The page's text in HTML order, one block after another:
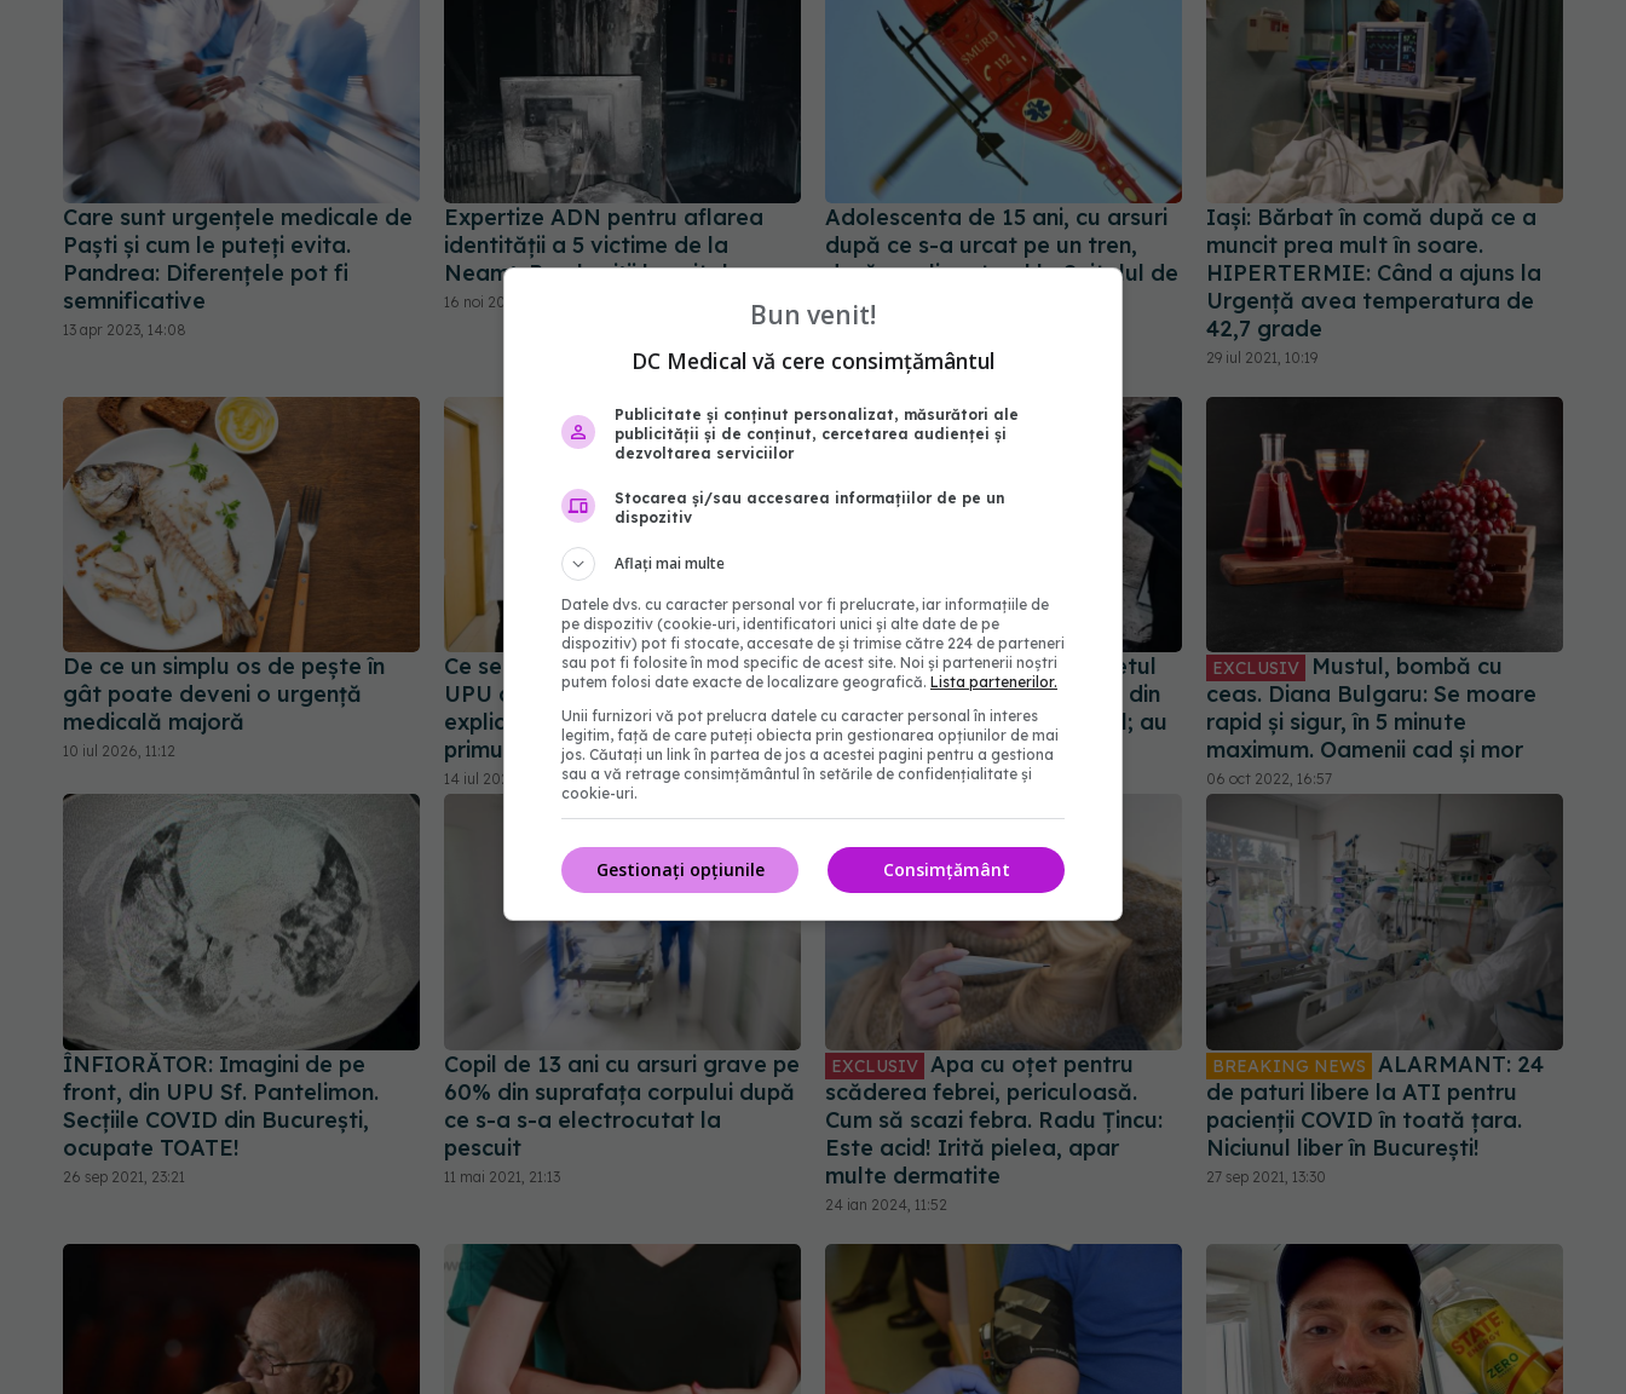
Care sunt urgențele medicale de
Paști și cum le puteți evita.
Pandrea: Diferențele pot fi
semnificative
13 apr 2023, 14:08
Expertize ADN pentru aflarea
identității a 5 victime de la
Neamț. Percheziții la spital
16 noi 2020, 19:02
Adolescenta de 15 ani, cu arsuri
după ce s-a urcat pe un tren,
dusă cu elicopterul la Spitalul de
Pediatrie
08 aug 2021, 14:27
Iași: Bărbat în comă după ce a
muncit prea mult în soare.
HIPERTERMIE: Când a ajuns la
Urgență avea temperatura de
42,7 grade
29 iul 2021, 10:19
De ce un simplu os de pește în
gât poate deveni o urgență
medicală majoră
10 iul 2026, 11:12
Ce se întâmplă dacă ajungi la
UPU cu ambulanța. Medicii
explică de ce nu intri automat
primul
14 iul 2026, 15:34
Incendiu ATI Neamț. Parchetul
General: a fost stabilit locul din
care s-a declanşat incendiul; au
început audierile
15 noi 2020, 18:44
EXCLUSIV
Mustul, bombă cu
ceas. Diana Bulgaru: Se moare
rapid și sigur, în 5 minute
maximum. Oamenii cad și mor
06 oct 2022, 16:57
ÎNFIORĂTOR: Imagini de pe
front, din UPU Sf. Pantelimon.
Secțiile COVID din București,
ocupate TOATE!
26 sep 2021, 23:21
Copil de 13 ani cu arsuri grave pe
60% din suprafața corpului după
ce s-a s-a electrocutat la
pescuit
11 mai 2021, 21:13
EXCLUSIV Apa cu oțet pentru
scăderea febrei, periculoasă.
Cum să scazi febra. Radu Țincu:
Este acid! Irită pielea, apar
multe dermatite
24 ian 2024, 11:52
BREAKING NEWS
ALARMANT: 24
de paturi libere la ATI pentru
pacienții COVID în toată țara.
Niciunul liber în București!
27 sep 2021, 13:30
Bun venit!
DC Medical vă cere consimțământul
Publicitate și conținut personalizat, măsurători ale
publicității și de conținut, cercetarea audienței și
dezvoltarea serviciilor
Stocarea și/sau accesarea informațiilor de pe un
dispozitiv
Aflați mai multe
Datele dvs. cu caracter personal vor fi prelucrate, iar informațiile de
pe dispozitiv (cookie-uri, identificatori unici și alte date de pe
dispozitiv) pot fi stocate, accesate de și trimise către 224 de parteneri
sau pot fi folosite în mod specific de acest site. Noi și partenerii noștri
putem folosi date exacte de localizare geografică. Lista partenerilor.
Unii furnizori vă pot prelucra datele cu caracter personal în interes
legitim, față de care puteți obiecta prin gestionarea opțiunilor de mai
jos. Căutați un link în partea de jos a acestei pagini pentru a gestiona
sau a vă retrage consimțământul în setările de confidențialitate și
cookie-uri.
Consimțământ
Gestionați opțiunile